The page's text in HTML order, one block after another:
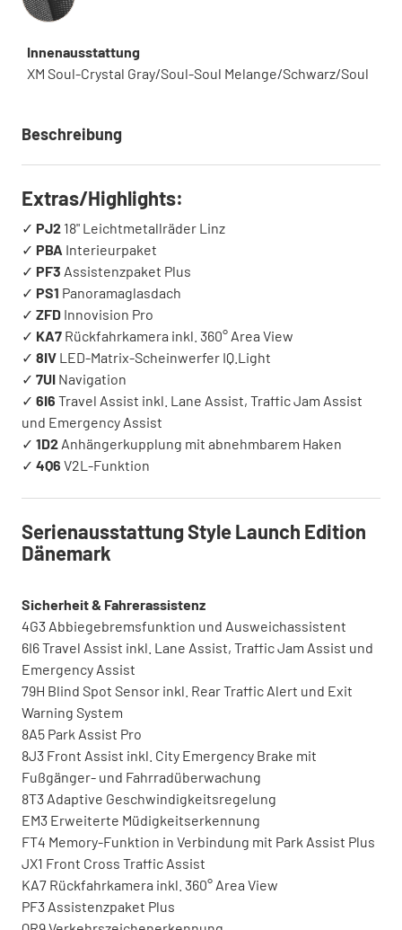
Innenausstattung
XM Soul-Crystal Gray/Soul-Soul Melange/Schwarz/Soul
Beschreibung
Extras/Highlights:
✓ PJ2 18" Leichtmetallräder Linz
✓ PBA Interieurpaket
✓ PF3 Assistenzpaket Plus
✓ PS1 Panoramaglasdach
✓ ZFD Innovision Pro
✓ KA7 Rückfahrkamera inkl. 360° Area View
✓ 8IV LED-Matrix-Scheinwerfer IQ.Light
✓ 7UI Navigation
✓ 6I6 Travel Assist inkl. Lane Assist, Traffic Jam Assist
und Emergency Assist
✓ 1D2 Anhängerkupplung mit abnehmbarem Haken
✓ 4Q6 V2L-Funktion
Serienausstattung Style Launch Edition
Dänemark
Sicherheit & Fahrerassistenz
4G3 Abbiegebremsfunktion und Ausweichassistent
6I6 Travel Assist inkl. Lane Assist, Traffic Jam Assist und
Emergency Assist
79H Blind Spot Sensor inkl. Rear Traffic Alert und Exit
Warning System
8A5 Park Assist Pro
8J3 Front Assist inkl. City Emergency Brake mit
Fußgänger- und Fahrradüberwachung
8T3 Adaptive Geschwindigkeitsregelung
EM3 Erweiterte Müdigkeitserkennung
FT4 Memory-Funktion in Verbindung mit Park Assist Plus
JX1 Front Cross Traffic Assist
KA7 Rückfahrkamera inkl. 360° Area View
PF3 Assistenzpaket Plus